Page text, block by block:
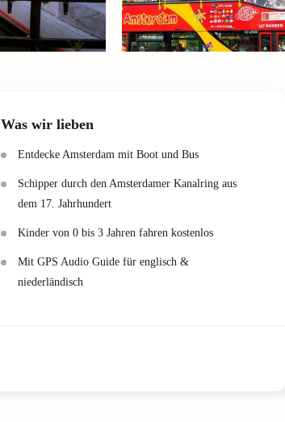
Was wir lieben
Entdecke Amsterdam mit Boot und Bus
Schipper durch den Amsterdamer Kanalring aus
dem 17. Jahrhundert
Kinder von 0 bis 3 Jahren fahren kostenlos
Mit GPS Audio Guide für englisch &
niederländisch